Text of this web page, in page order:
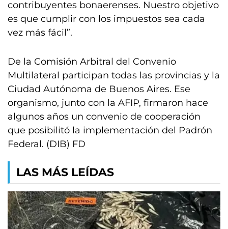
contribuyentes bonaerenses. Nuestro objetivo
es que cumplir con los impuestos sea cada
vez más fácil”.
De la Comisión Arbitral del Convenio
Multilateral participan todas las provincias y la
Ciudad Autónoma de Buenos Aires. Ese
organismo, junto con la AFIP, firmaron hace
algunos años un convenio de cooperación
que posibilitó la implementación del Padrón
Federal. (DIB) FD
LAS MÁS LEÍDAS